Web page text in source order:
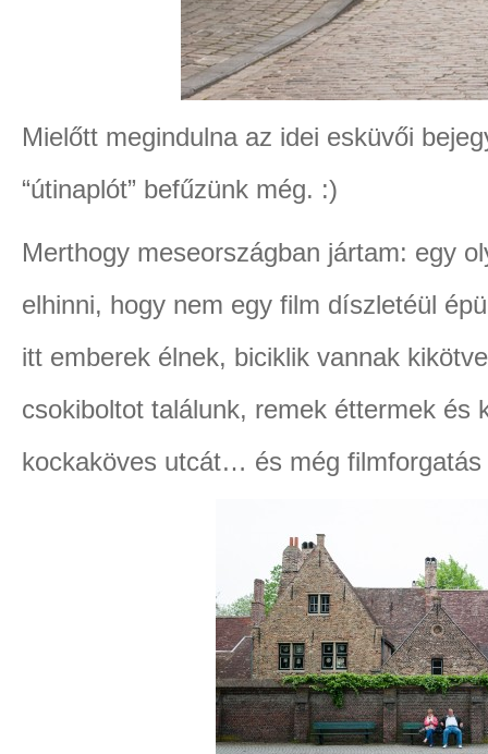
Mielőtt megindulna az idei esküvői
“útinaplót” befűzünk még. :)
Merthogy meseországban jártam: egy
elhinni, hogy nem egy film díszletéül
itt emberek élnek, biciklik vannak
csokiboltot találunk, remek éttermek és
kockaköves utcát… és még